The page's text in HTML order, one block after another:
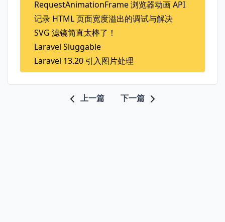
RequestAnimationFrame 浏览器动画 API
记录 HTML 页面宽度溢出的调试与解决
SVG 滤镜简直太棒了！
Laravel Sluggable
Laravel 13.20 引入图片处理
上一篇 下一篇